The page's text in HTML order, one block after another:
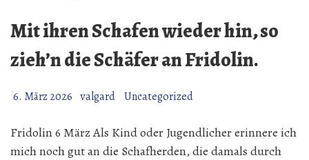
Mit ihren Schafen wieder hin, so
zieh’n die Schäfer an Fridolin.
6. März 2026 valgard Uncategorized
Fridolin 6 März Als Kind oder Jugendlicher erinnere ich
mich noch gut an die Schafherden, die damals durch